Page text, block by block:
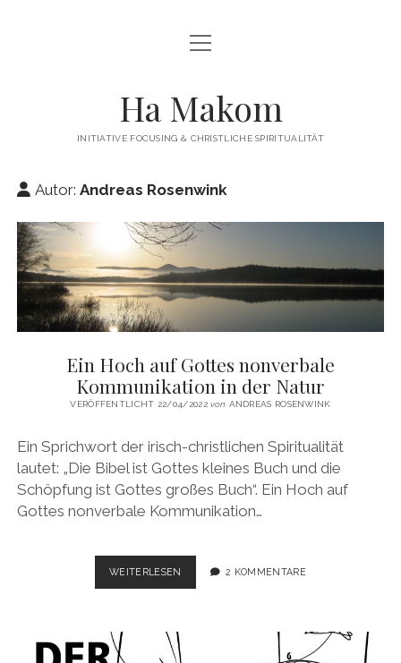
HAMAKOM
WER WIR SIND…Menü
öffnen
TERMINE
PUBLIKATIONEN
WEITERFÜHRENDE LITERATUR
LINKS
IMPRESSUM
DATENSCHUTZERKLÄRUNG
Menü
öffnen
Ha Makom
INITIATIVE FOCUSING & CHRISTLICHE SPIRITUALITÄT
Autor: Andreas Rosenwink
Ein Hoch auf Gottes nonverbale
Kommunikation in der Natur
VERÖFFENTLICHT 22/04/2022von ANDREAS ROSENWINK
Ein Sprichwort der irisch-christlichen Spiritualität
lautet: „Die Bibel ist Gottes kleines Buch und die
Schöpfung ist Gottes großes Buch“. Ein Hoch auf
Gottes nonverbale Kommunikation…
WEITERLESEN
HOCH
KOMMUNIKATION
2 KOMMENTARE